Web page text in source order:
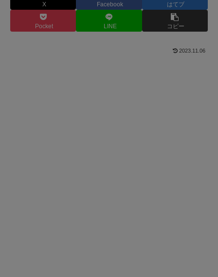
X Facebook はてブ
Pocket LINE コピー
2023.11.06